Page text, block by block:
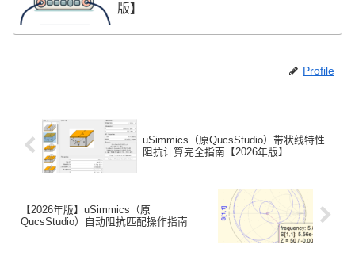
版】
Profile
uSimmics（原QucsStudio）带状线特性
阻抗计算完全指南【2026年版】
【2026年版】uSimmics（原
QucsStudio）自动阻抗匹配操作指南